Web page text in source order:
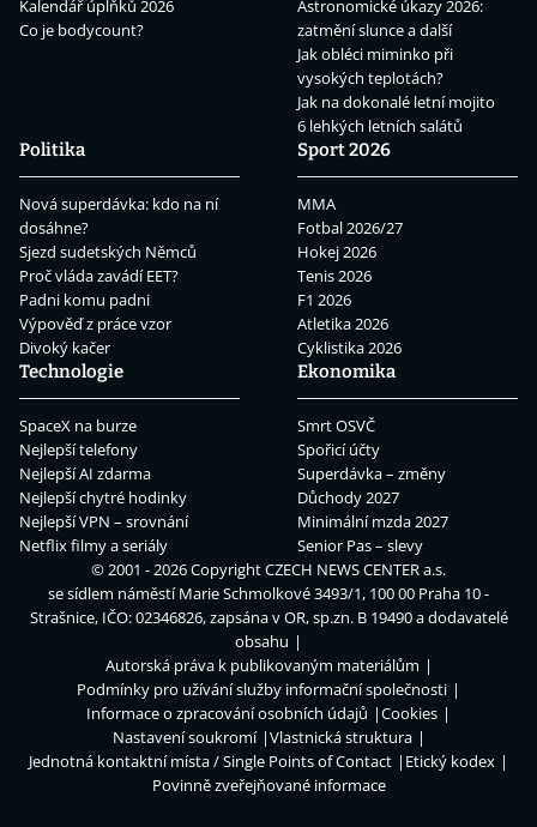
Kalendář úplňků 2026
Co je bodycount?
Astronomické úkazy 2026:
zatmění slunce a další
Jak obléci miminko při
vysokých teplotách?
Jak na dokonalé letní mojito
6 lehkých letních salátů
Politika
Nová superdávka: kdo na ní
dosáhne?
Sjezd sudetských Němců
Proč vláda zavádí EET?
Padni komu padni
Výpověď z práce vzor
Divoký kačer
Sport 2026
MMA
Fotbal 2026/27
Hokej 2026
Tenis 2026
F1 2026
Atletika 2026
Cyklistika 2026
Technologie
SpaceX na burze
Nejlepší telefony
Nejlepší AI zdarma
Nejlepší chytré hodinky
Nejlepší VPN – srovnání
Netflix filmy a seriály
Ekonomika
Smrt OSVČ
Spořicí účty
Superdávka – změny
Důchody 2027
Minimální mzda 2027
Senior Pas – slevy
© 2001 - 2026 CopyrightCZECH NEWS CENTER a.s.
se sídlem náměstí Marie Schmolkové 3493/1, 100 00 Praha 10 -
Strašnice, IČO: 02346826, zapsána v OR, sp.zn. B 19490 a dodavatelé
obsahu
Autorská práva k publikovaným materiálům
Podmínky pro užívání služby informační společnosti
Informace o zpracování osobních údajů
Cookies
Nastavení soukromí
Vlastnická struktura
Jednotná kontaktní místa / Single Points of Contact
Etický kodex
Povinně zveřejňované informace